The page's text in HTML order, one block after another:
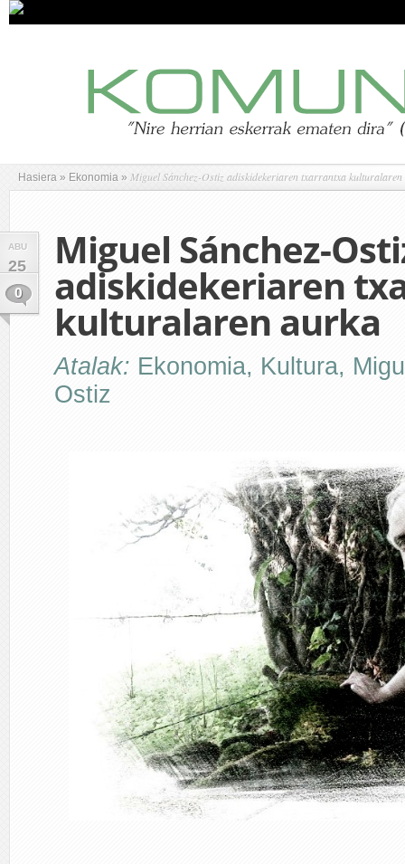
Hasiera » Ekonomia » Miguel Sánchez-Ostiz adiskidekeriaren txarrantxa
ABU
25
0
Miguel Sánchez-
adiskidekeriaren
kulturalaren aurka
Atalak: Ekonomia, Kultura,
Ostiz